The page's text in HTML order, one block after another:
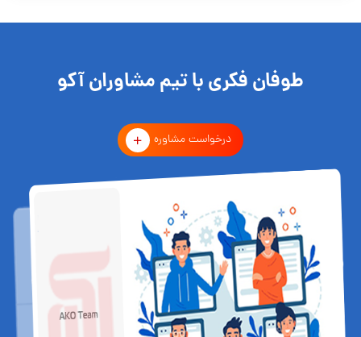
طوفان فکری با تیم مشاوران آکو
درخواست مشاوره